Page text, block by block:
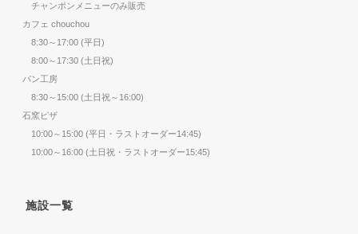
チャンポンメニューのみ販売
カフェ chouchou
8:30～17:00 (平日)
8:00～17:30 (土日祝)
パン工房
8:30～15:00 (土日祝～16:00)
石窯ピザ
10:00～15:00 (平日・ラストオーダー14:45)
10:00～16:00 (土日祝・ラストオーダー15:45)
施設一覧